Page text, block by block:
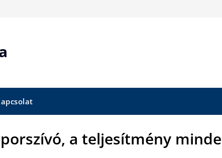
a teljesítmény